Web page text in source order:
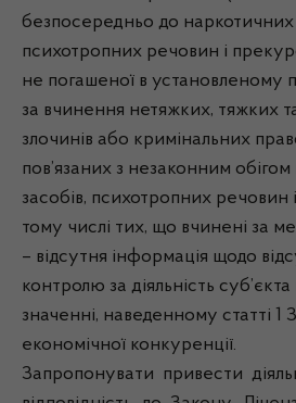
безпосередньо до наркотичних
психотропних речовин і
не погашеної в установленому
за вчинення нетяжких, тяжких
злочинів або кримінальних
пов’язаних з незаконним
засобів, психотропних речовин
тому числі тих, що вчинені за
– відсутня інформація щодо
контролю за діяльність
значенні, наведенному статті 1
економічної конкуренції.
Запропонувати привести